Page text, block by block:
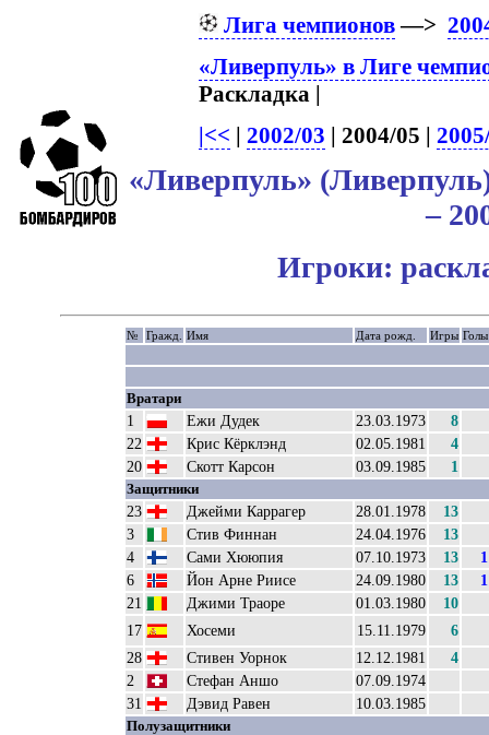
Лига чемпионов—>
«Ливерпуль» в Лиге
Раскладка |
|<< | 2002/03 | 2004/05 |
«Ливерпуль»
–
Игроки:
№ Гражд. Имя Дата рожд. Игры Голы
Вратари
1 Ежи Дудек 23.03.1973
8
22
Крис Кёрклэнд 02.05.1981
4
20
Скотт Карсон 03.09.1985 1
Защитники
23 Джейми Каррагер 28.01.1978
13
3
Стив Финнан 24.04.1976
13
4
Сами Хююпия 07.10.1973 13
1
6
Йон Арне Риисе 24.09.1980 13
1
21
Джими Траоре 01.03.1980
10
17
Хосеми 15.11.1979
6
28
Стивен Уорнок 12.12.1981
4
2
Стефан Аншо
07.09.1974
31
Дэвид Равен 10.03.1985
Полузащитники